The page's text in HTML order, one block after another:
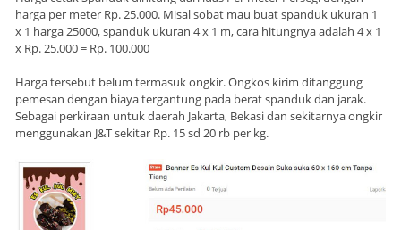
harga per meter Rp. 25.000. Misal sobat mau buat spanduk ukuran 1
x 1 harga 25000, spanduk ukuran 4 x 1 m, cara hitungnya adalah 4 x 1
x Rp. 25.000 = Rp. 100.000
Harga tersebut belum termasuk ongkir. Ongkos kirim ditanggung
pemesan dengan biaya tergantung pada berat spanduk dan jarak.
Sebagai perkiraan untuk daerah Jakarta, Bekasi dan sekitarnya ongkir
menggunakan J&T sekitar Rp. 15 sd 20 rb per kg.